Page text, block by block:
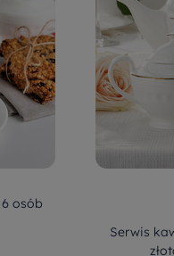
osób
Serwis